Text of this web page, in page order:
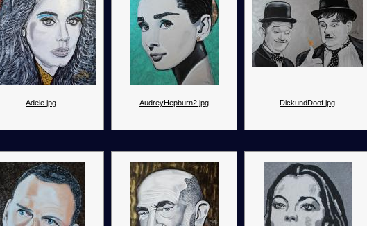
Adele.jpg AudreyHepburn2.jpg DickundDoof.jpg